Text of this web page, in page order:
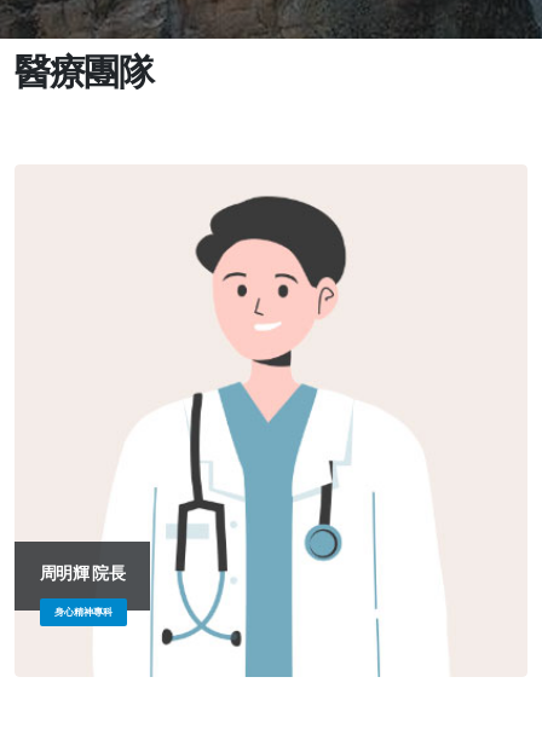
醫療團隊
周明輝 院長
身心精神專科